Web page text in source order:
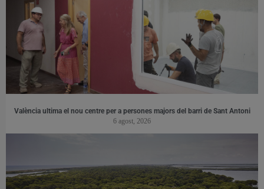
València ultima el nou centre per a persones majors del barri de Sant Antoni
6 agost, 2026